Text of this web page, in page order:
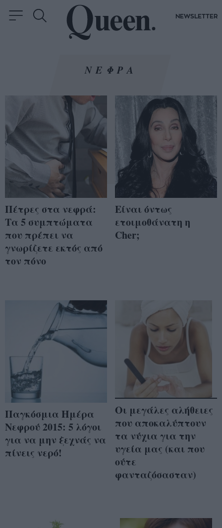
NEWSLETTER
ΝΕΦΡΑ
Πέτρες στα νεφρά:
Τα 5 συμπτώματα
που πρέπει να
γνωρίζετε εκτός από
τον πόνο
Είναι όντως
ετοιμοθάνατη η
Cher;
Παγκόσμια Ημέρα
Νεφρού 2015: 5 λόγοι
για να μην ξεχνάς να
πίνεις νερό!
Οι μεγάλες αλήθειες
που αποκαλύπτουν
τα νύχια για την
υγεία μας (και που
ούτε
φανταζόσασταν)